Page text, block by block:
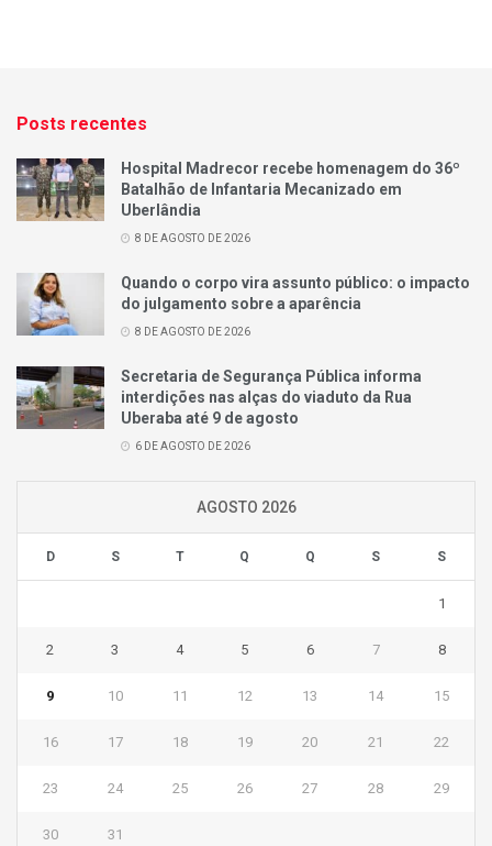
Posts recentes
Hospital Madrecor recebe homenagem do 36º
Batalhão de Infantaria Mecanizado em
Uberlândia
8 DE AGOSTO DE 2026
Quando o corpo vira assunto público: o impacto
do julgamento sobre a aparência
8 DE AGOSTO DE 2026
Secretaria de Segurança Pública informa
interdições nas alças do viaduto da Rua
Uberaba até 9 de agosto
6 DE AGOSTO DE 2026
AGOSTO 2026
D S T Q Q S S
1
2 3 4 5 6 7 8
9 10 11 12 13 14 15
16 17 18 19 20 21 22
23 24 25 26 27 28 29
30 31